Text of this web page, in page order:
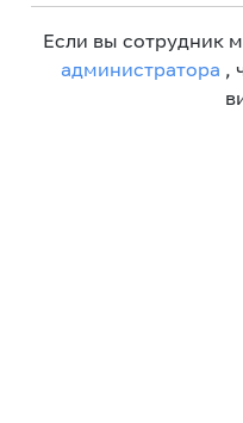
Если вы сотрудник
администратора ,